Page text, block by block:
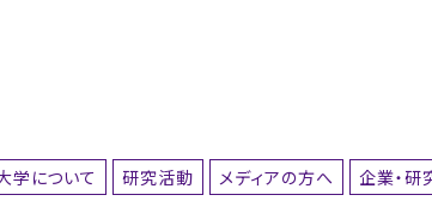
学について 研究活動 メディアの方へ 企業・研